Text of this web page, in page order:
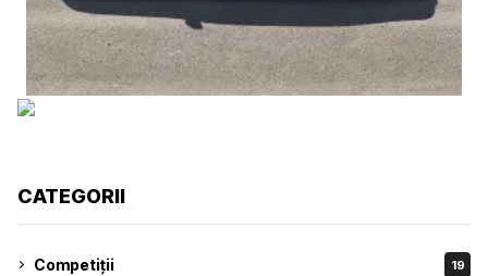
CATEGORII
Competiții 19